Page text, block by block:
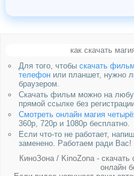
как скачать
Для того, чтобы скачать
телефонили планшет, нужно
браузером.
Скачать фильм можно на
прямой ссылке без
Смотреть онлайн магия
360p, 720p и 1080p бесплатно.
Если что-то не работает,
заменено. Работаем ради Вас!
КиноЗона / KinoZona -
онлайн